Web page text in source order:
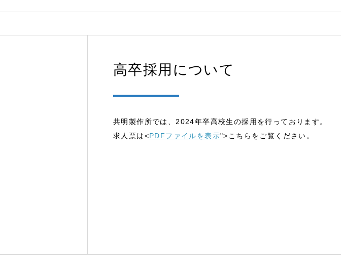
高卒採用について
共明製作所では、2024年卒高校生の採用を行っております。
求人票は<PDFファイルを表示">こちらをご覧ください。